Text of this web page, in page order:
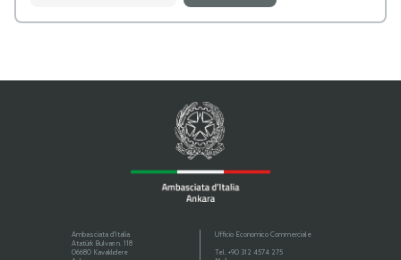
Ambasciata d'Italia
Atatürk Bulvarı n. 118
06680 Kavaklıdere
Ufficio Economico Commerciale
Tel. +90 312 4574 275